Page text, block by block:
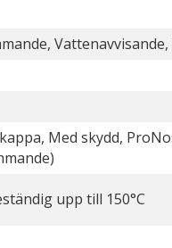
Med skydd,
upp till 150°C